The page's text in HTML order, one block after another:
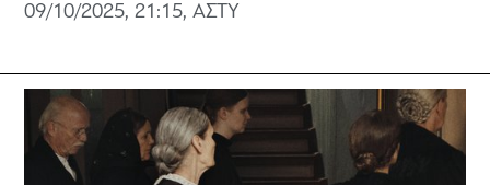
09/10/2025, 21:15, ΑΣΤΥ